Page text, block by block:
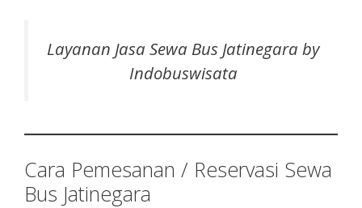
Layanan Jasa Sewa Bus Jatinegara by
Indobuswisata
Cara Pemesanan / Reservasi Sewa
Bus Jatinegara